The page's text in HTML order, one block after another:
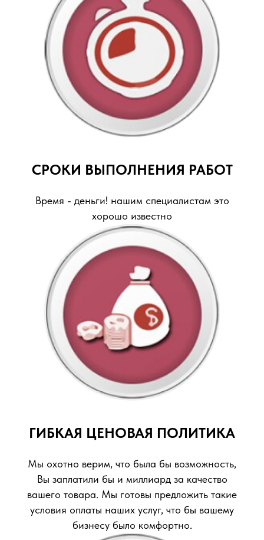
СРОКИ ВЫПОЛНЕНИЯ РАБОТ
Время - деньги! нашим специалистам это
хорошо известно
ГИБКАЯ ЦЕНОВАЯ ПОЛИТИКА
Мы охотно верим, что была бы возможность,
Вы заплатили бы и миллиард за качество
вашего товара. Мы готовы предложить такие
условия оплаты наших услуг, что бы вашему
бизнесу было комфортно.